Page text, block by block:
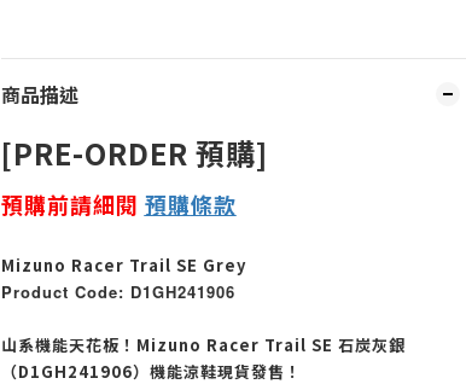
商品描述
[PRE-ORDER 預購]
預購前請細閱 預購條款
Mizuno Racer Trail SE Grey
Product Code: D1GH241906
山系機能天花板！Mizuno Racer Trail SE 石炭灰銀
（D1GH241906）機能涼鞋現貨發售！